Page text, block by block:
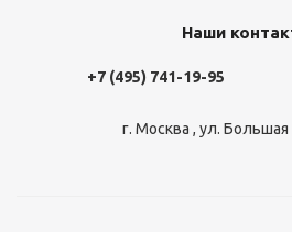
Наши
+7 (495) 741-19-95
г. Москва , ул. Большая